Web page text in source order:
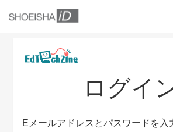
ログイ
Eメールアドレスとパスワードを入